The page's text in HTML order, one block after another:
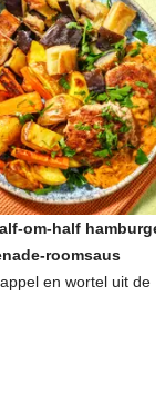
om-half
roomsaus
en wortel uit de